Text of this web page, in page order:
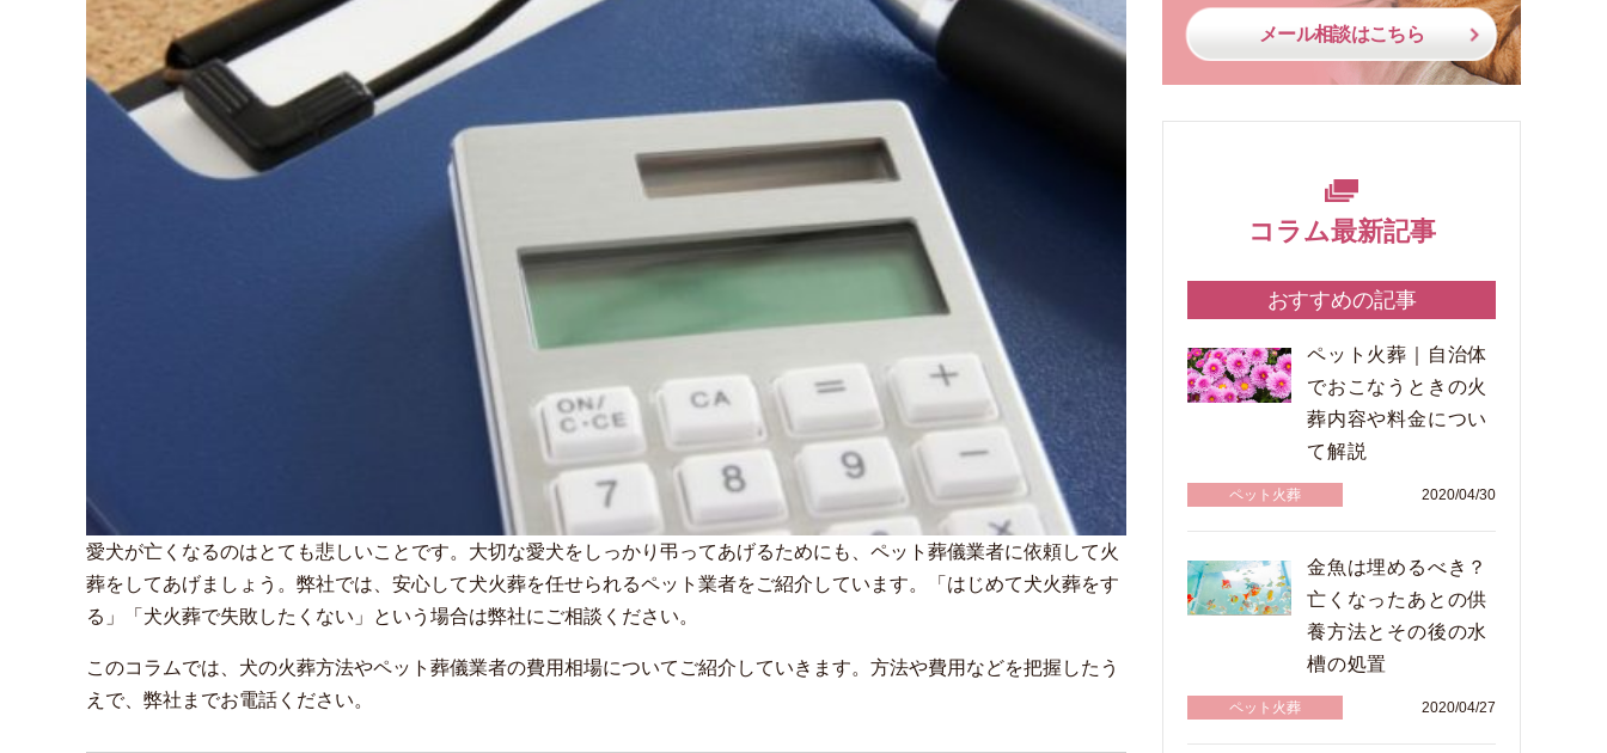
愛犬が亡くなるのはとても悲しいことです。大切な愛犬をしっかり弔ってあげるためにも、ペット葬儀業者に依頼して火
葬をしてあげましょう。弊社では、安心して犬火葬を任せられるペット業者をご紹介しています。「はじめて犬火葬をす
る」「犬火葬で失敗したくない」という場合は弊社にご相談ください。
このコラムでは、犬の火葬方法やペット葬儀業者の費用相場についてご紹介していきます。方法や費用などを把握したう
えで、弊社までお電話ください。
メール相談はこちら
コラム最新記事
おすすめの記事
ペット火葬｜自治体
でおこなうときの火
葬内容や料金につい
て解説
ペット火葬 2020/04/30
金魚は埋めるべき？
亡くなったあとの供
養方法とその後の水
槽の処置
ペット火葬 2020/04/27